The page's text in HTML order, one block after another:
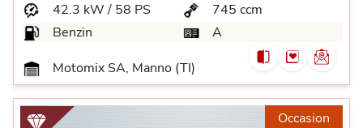
42.3 kW / 58 PS
745 ccm
Benzin
A
Motomix SA, Manno (TI)
Occasion